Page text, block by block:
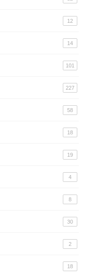
12
14
101
227
58
18
19
4
8
30
2
18